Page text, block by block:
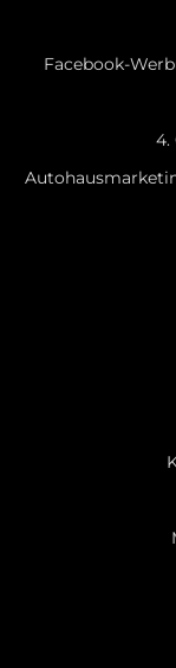
Facebook-
4.